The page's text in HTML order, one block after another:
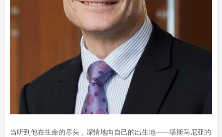
当听到他在生命的尽头，深情地向自己的出生地——塔斯马尼亚的